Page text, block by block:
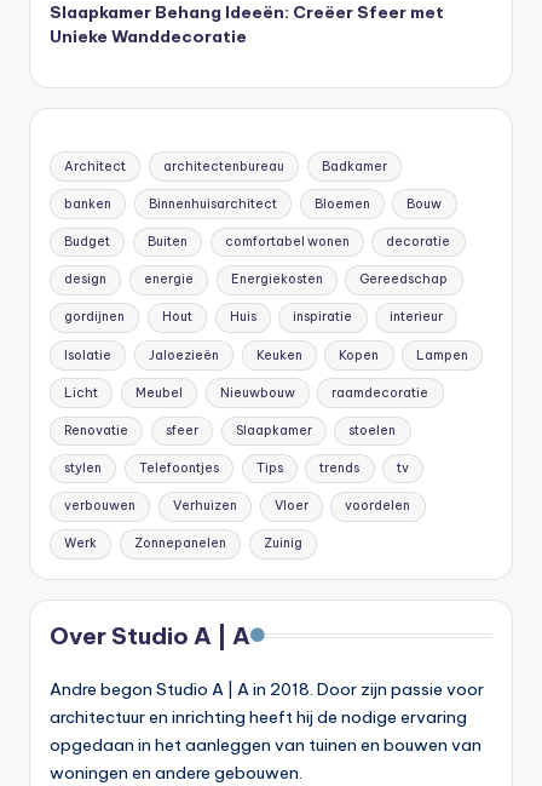
Slaapkamer Behang Ideeën: Creëer Sfeer met
Unieke Wanddecoratie
Architect architectenbureau Badkamer
banken Binnenhuisarchitect Bloemen Bouw
Budget Buiten comfortabel wonen decoratie
design energie Energiekosten Gereedschap
gordijnen Hout Huis inspiratie interieur
Isolatie Jaloezieën Keuken Kopen Lampen
Licht Meubel Nieuwbouw raamdecoratie
Renovatie sfeer Slaapkamer stoelen
stylen Telefoontjes Tips trends tv
verbouwen Verhuizen Vloer voordelen
Werk Zonnepanelen Zuinig
Over Studio A | A
Andre begon Studio A | A in 2018. Door zijn passie voor
architectuur en inrichting heeft hij de nodige ervaring
opgedaan in het aanleggen van tuinen en bouwen van
woningen en andere gebouwen.